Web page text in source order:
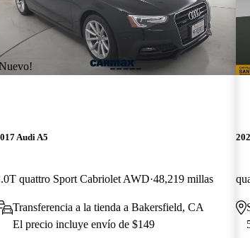
Audi A5
quattro Sport Cabriolet AWD 48,219 millas
Transferencia a la tienda a Bakersfield, CA
El precio incluye envío de $149